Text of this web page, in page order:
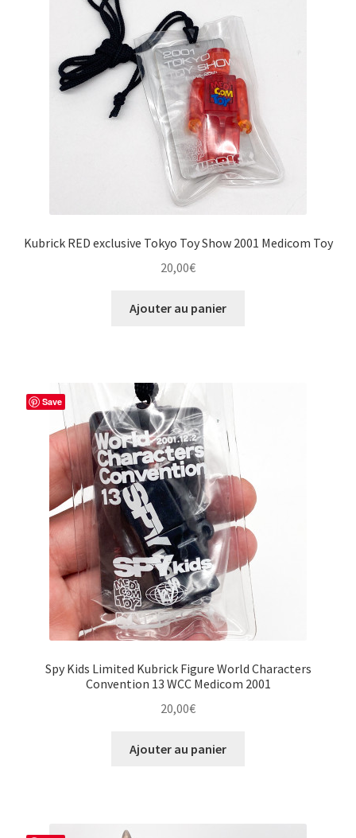
Kubrick RED exclusive Tokyo Toy Show 2001 Medicom Toy
20,00€
Ajouter au panier
Save
Spy Kids Limited Kubrick Figure World Characters
Convention 13 WCC Medicom 2001
20,00€
Ajouter au panier